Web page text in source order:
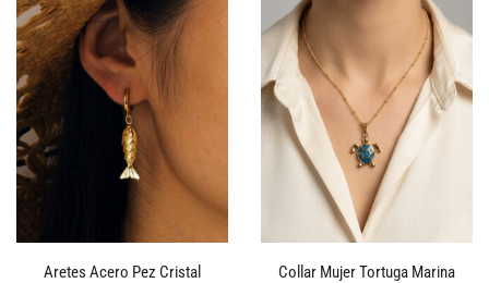
Aretes Acero Pez Cristal Collar Mujer Tortuga Marina